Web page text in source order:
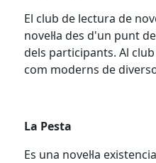
El club de lectura de
novel·la des d'un punt
dels participants. Al
com moderns de
La Pesta
Es una novel·la